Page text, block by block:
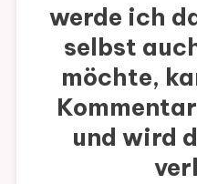
werde ich
selbst
möchte,
und wird